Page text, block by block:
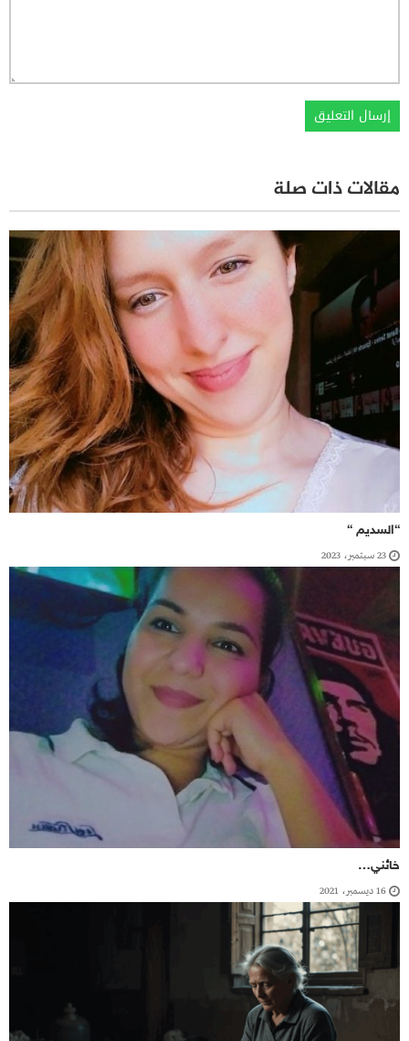
مقالات ذات صلة
“السديم “
23 سبتمبر، 2023
خائني…
16 ديسمبر، 2021